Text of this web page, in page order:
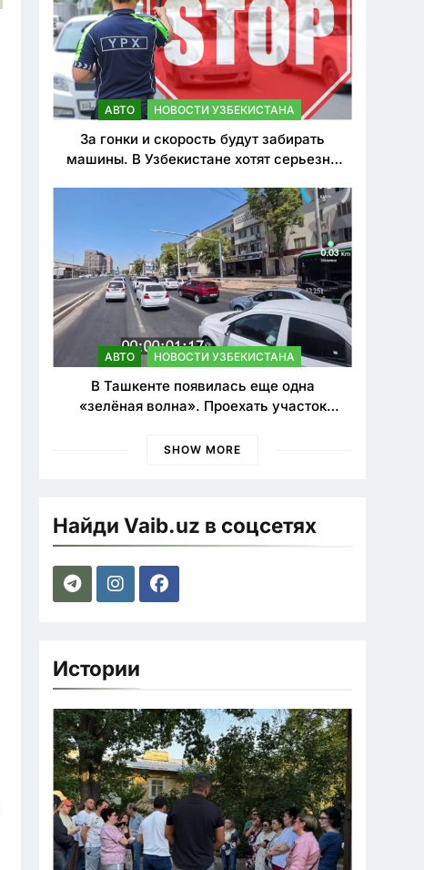
АВТО НОВОСТИ УЗБЕКИСТАНА
За гонки и скорость будут забирать
машины. В Узбекистане хотят серьезно
АВТО НОВОСТИ УЗБЕКИСТАНА
В Ташкенте появилась еще одна
«зелёная волна». Проехать участок
SHOW MORE
Найди Vaib.uz в соцсетях
Истории